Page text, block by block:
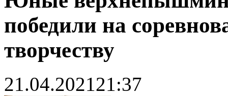
победили на
творчеству
21.04.202121:37